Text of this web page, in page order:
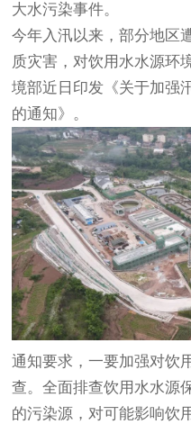
大水污染事件。
今年入汛以来，部分地区
质灾害，对饮用水水源环
境部近日印发《关于加强
的通知》。
通知要求，一要加强对饮
查。全面排查饮用水水源
的污染源，对可能影响饮